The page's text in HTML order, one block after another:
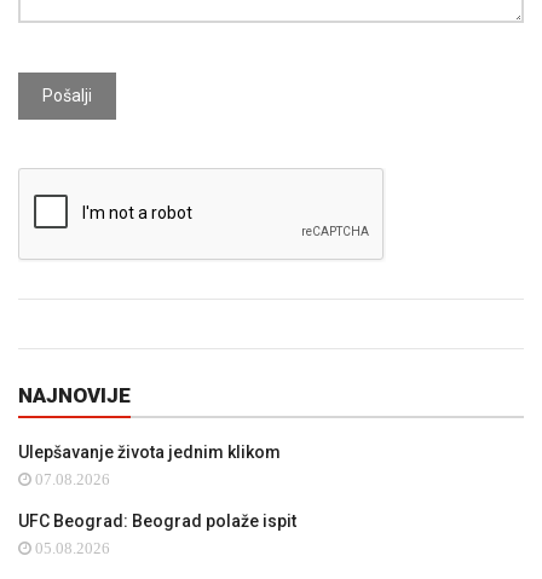
Pošalji
NAJNOVIJE
Ulepšavanje života jednim klikom
07.08.2026
UFC Beograd: Beograd polaže ispit
05.08.2026